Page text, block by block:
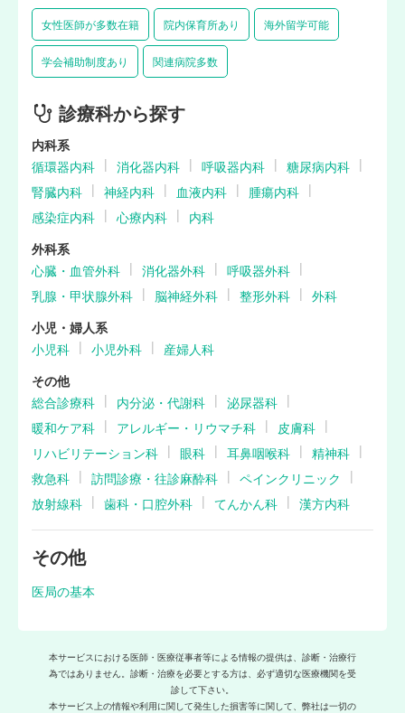
女性医師が多数在籍 院内保育所あり 海外留学可能
学会補助制度あり 関連病院多数
診療科から探す
内科系
循環器内科
消化器内科 呼吸器内科
糖尿病内科
腎臓内科
神経内科 血液内科
腫瘍内科
感染症内科
心療内科
内科
外科系
心臓・血管外科
消化器外科
呼吸器外科
乳腺・甲状腺外科
脳神経外科 整形外科
外科
小児・婦人系
小児科
小児外科
産婦人科
その他
総合診療科
内分泌・代謝科
泌尿器科
暖和ケア科
アレルギー・リウマチ科
皮膚科
リハビリテーション科
眼科 耳鼻咽喉科
精神科
救急科
訪問診療・往診麻酔科
ペインクリニック
放射線科
歯科・口腔外科 てんかん科 漢方内科
その他
医局の基本
本サービスにおける医師・医療従事者等による情報の提供は、診断・治療行
為ではありません。診断・治療を必要とする方は、必ず適切な医療機関を受
診して下さい。
本サービス上の情報や利用に関して発生した損害等に関して、弊社は一切の